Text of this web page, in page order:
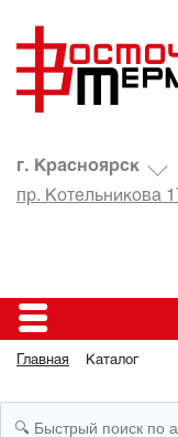
г. Красноярск
пр. Котельникова
Главная Каталог